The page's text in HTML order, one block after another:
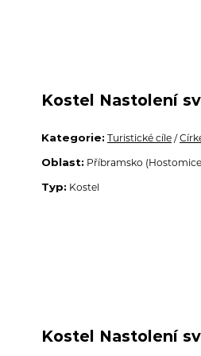
Kostel Nastolení
Kategorie: Turistické cíle /
Oblast: Příbramsko
Typ: Kostel
Kostel Nastolení